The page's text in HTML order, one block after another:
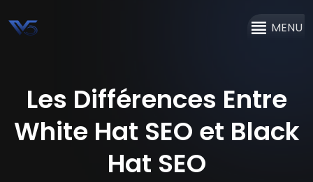
MENU
Les Différences Entre
White Hat SEO et Black
Hat SEO